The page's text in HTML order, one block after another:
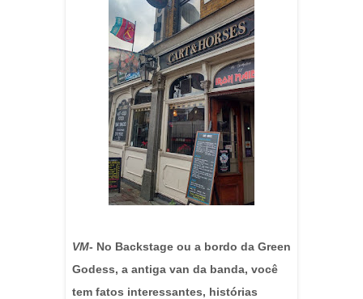
VM- No Backstage ou a bordo da Green
Godess, a antiga van da banda, você
tem fatos interessantes, histórias